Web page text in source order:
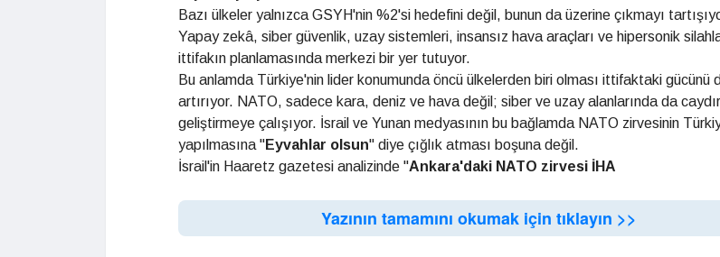
Bazı ülkeler yalnızca GSYH'nin %2'si hedefini değil, bunun da üzerine çıkmayı
Yapay zekâ, siber güvenlik, uzay sistemleri, insansız hava araçları ve hipersonik
ittifakın planlamasında merkezi bir yer tutuyor.
Bu anlamda Türkiye'nin lider konumunda öncü ülkelerden biri olması ittifaktaki gücünü
artırıyor. NATO, sadece kara, deniz ve hava değil; siber ve uzay alanlarında da
geliştirmeye çalışıyor. İsrail ve Yunan medyasının bu bağlamda NATO zirvesinin
yapılmasına "Eyvahlar olsun" diye çığlık atması boşuna değil.
İsrail'in Haaretz gazetesi analizinde "Ankara'daki NATO zirvesi İHA
Yazının tamamını okumak için tıklayın >>